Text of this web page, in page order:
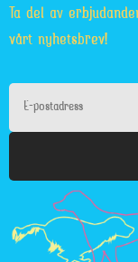
Ta del av
vårt nyhetsbrev!